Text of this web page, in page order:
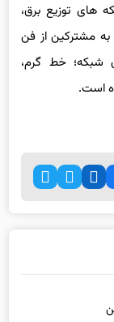
به مشترکین از فن
شبکه؛ خط گرم،
است.